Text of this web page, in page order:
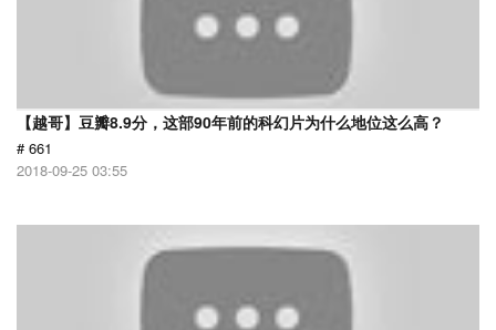
【越哥】豆瓣8.9分，这部90年前的科幻片为什么地位这么高？
# 661
2018-09-25 03:55